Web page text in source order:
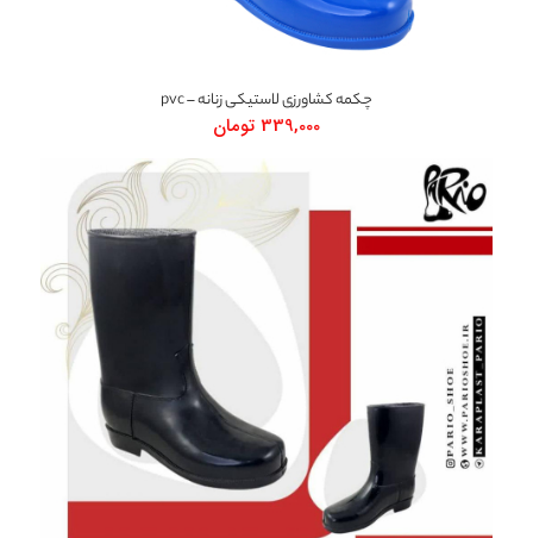
چکمه کشاورزی لاستیکی زنانه – pvc
339,000 تومان